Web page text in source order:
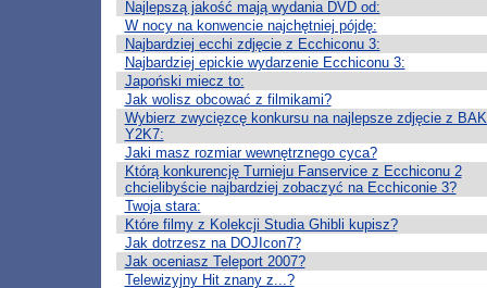
Najlepszą jakość mają wydania DVD od:
W nocy na konwencie najchętniej pójdę:
Najbardziej ecchi zdjęcie z Ecchiconu 3:
Najbardziej epickie wydarzenie Ecchiconu 3:
Japoński miecz to:
Jak wolisz obcować z filmikami?
Wybierz zwycięzcę konkursu na najlepsze zdjęcie z
Y2K7:
Jaki masz rozmiar wewnętrznego cyca?
Którą konkurencję Turnieju Fanservice z Ecchiconu 2
chcielibyście najbardziej zobaczyć na Ecchiconie 3?
Twoja stara:
Które filmy z Kolekcji Studia Ghibli kupisz?
Jak dotrzesz na DOJIcon7?
Jak oceniasz Teleport 2007?
Telewizyjny Hit znany z...?